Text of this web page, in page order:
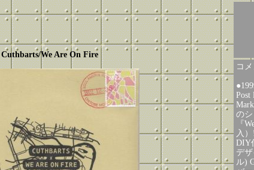
Cuthbarts/We Are On Fire
コ
Post
の
『
入
DIY
デ
ル)